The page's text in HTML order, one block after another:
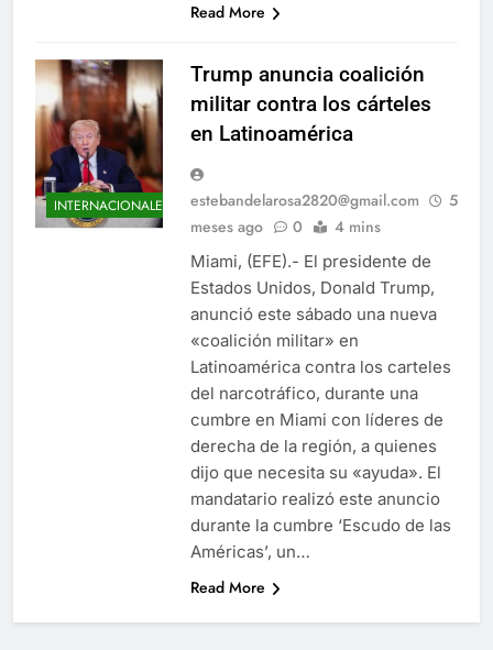
Read More
INTERNACIONALES
Trump anuncia coalición
militar contra los cárteles
en Latinoamérica
estebandelarosa2820@gmail.com
5
meses ago
0 4 mins
Miami, (EFE).- El presidente de
Estados Unidos, Donald Trump,
anunció este sábado una nueva
«coalición militar» en
Latinoamérica contra los carteles
del narcotráfico, durante una
cumbre en Miami con líderes de
derecha de la región, a quienes
dijo que necesita su «ayuda». El
mandatario realizó este anuncio
durante la cumbre ‘Escudo de las
Américas’, un…
Read More